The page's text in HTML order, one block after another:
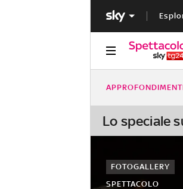
Lo speciale
SPETTACOLO
FOTOGALLERY